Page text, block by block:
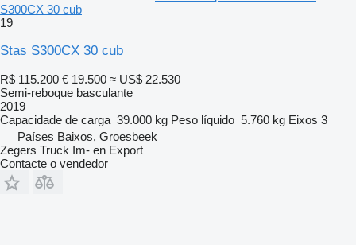
S300CX 30 cub
19
Stas S300CX 30 cub
R$ 115.200 € 19.500 ≈ US$ 22.530
Semi-reboque basculante
2019
Capacidade de carga 39.000 kg Peso líquido 5.760 kg Eixos 3
Países Baixos, Groesbeek
Zegers Truck Im- en Export
Contacte o vendedor